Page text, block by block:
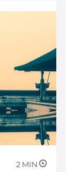
2 MIN